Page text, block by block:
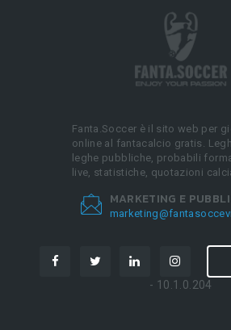
Fanta.Soccer è il sito web per
online al fantacalcio gratis.
leghe pubbliche, probabili
live, statistiche, quotazioni
MARKETING E
- 10.1.0.204